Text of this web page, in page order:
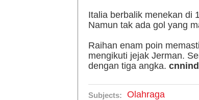
Italia berbalik menekan di
Namun tak ada gol yang
Raihan enam poin
mengikuti jejak Jerman.
dengan tiga angka.
Subjects: Olahraga